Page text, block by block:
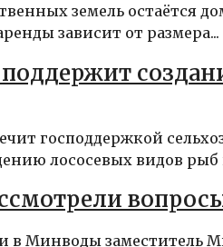
земель
зависит от размера...
поддержит
господдержкой
лососевых видов рыб
в Минводы заместитель